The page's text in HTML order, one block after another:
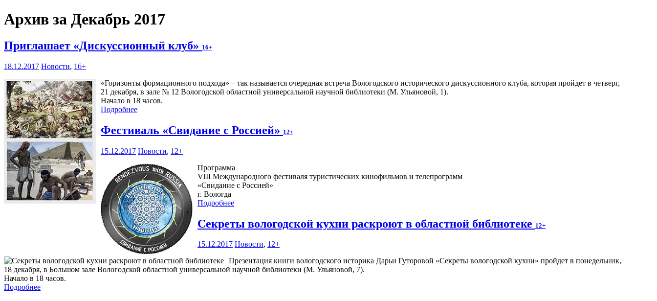
Архив за Декабрь 2017
Приглашает «Дискуссионный клуб» 16+
18.12.2017 Новости, 16+
«Горизонты формационного подхода» – так называется очередная встреча Вологодского исторического дискуссионного клуба, которая пройдет в четверг,
21 декабря, в зале № 12 Вологодской областной универсальной научной библиотеки (М. Ульяновой, 1).
Начало в 18 часов.
Подробнее
Фестиваль «Свидание с Россией» 12+
15.12.2017 Новости, 12+
Программа
VIII Международного фестиваля туристических кинофильмов и телепрограмм
«Свидание с Россией»
г. Вологда
Подробнее
Секреты вологодской кухни раскроют в областной библиотеке 12+
15.12.2017 Новости, 12+
Презентация книги вологодского историка Дарьи Гуторовой «Секреты вологодской кухни» пройдет в понедельник,
18 декабря, в Большом зале Вологодской областной универсальной научной библиотеки (М. Ульяновой, 7).
Начало в 18 часов.
Подробнее